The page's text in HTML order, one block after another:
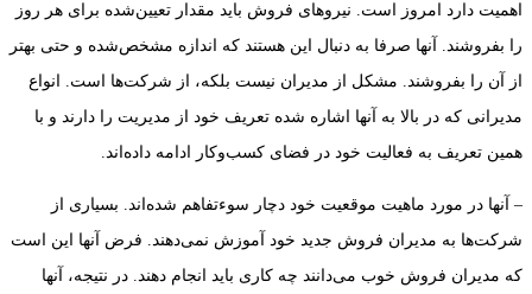
اهمیت دارد امروز است. نیروهای فروش باید مقدار تعیین‌شده برای هر روز
را بفروشند. آنها صرفا به دنبال این هستند که اندازه مشخص‌شده و حتی بهتر
از آن را بفروشند. مشکل از مدیران نیست بلکه، از شرکت‌ها است. انواع
مدیرانی که در بالا به آنها اشاره شده تعریف خود از مدیریت را دارند و با
همین تعریف به فعالیت خود در فضای کسب‌وکار ادامه داده‌اند.
– آنها در مورد ماهیت موقعیت خود دچار سوء‌تفاهم شده‌اند. بسیاری از
شرکت‌ها به مدیران فروش جدید خود آموزش نمی‌دهند. فرض آنها این است
که مدیران فروش خوب می‌دانند چه کاری باید انجام دهند. در نتیجه، آنها